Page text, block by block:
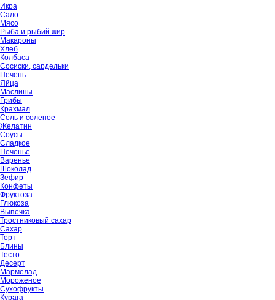
Икра
Сало
Мясо
Рыба и рыбий жир
Макароны
Хлеб
Колбаса
Сосиски, сардельки
Печень
Яйца
Маслины
Грибы
Крахмал
Соль и соленое
Желатин
Соусы
Сладкое
Печенье
Варенье
Шоколад
Зефир
Конфеты
Фруктоза
Глюкоза
Выпечка
Тростниковый сахар
Сахар
Торт
Блины
Тесто
Десерт
Мармелад
Мороженое
Сухофрукты
Курага